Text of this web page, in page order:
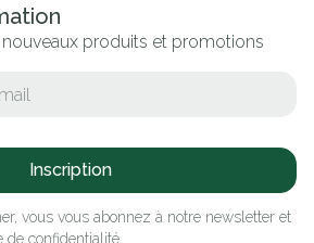
produits et promotions
Inscription
vous vous abonnez à notre newsletter et
de confidentialité